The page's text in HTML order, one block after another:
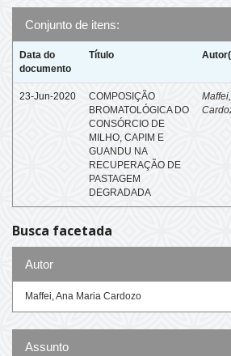
Conjunto de itens:
Data do
documento
Título
23-Jun-2020
COMPOSIÇÃO
BROMATOLÓGICA DO
CONSÓRCIO DE
MILHO, CAPIM E
GUANDU NA
RECUPERAÇÃO DE
PASTAGEM
DEGRADADA
Busca facetada
Autor
Maffei, Ana Maria Cardozo
Assunto